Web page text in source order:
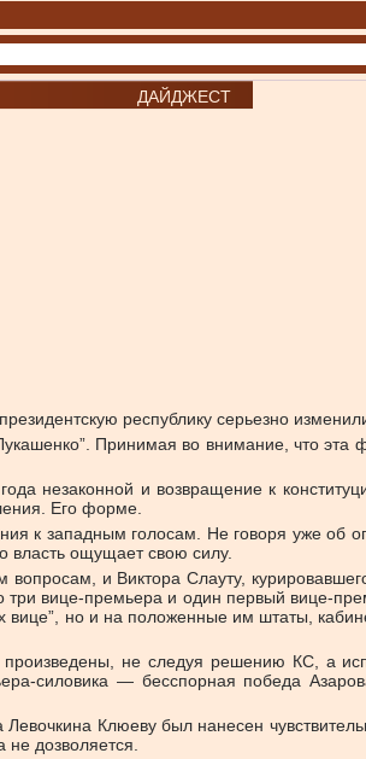
ДАЙДЖЕСТ
республику серьезно
Принимая во внимание, что
незаконной и возвращение к
Его форме.
к западным голосам. Не говоря уже об
власть ощущает свою силу.
и Виктора Слауту,
три вице-премьера и один первый вице-
но и на положенные им штаты,
не следуя решению КС, а
силовика — бесспорная победа
Клюеву был нанесен
дозволяется.